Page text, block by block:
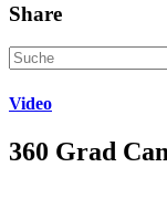
Share
Video
360 Grad